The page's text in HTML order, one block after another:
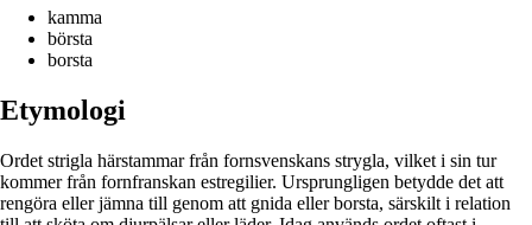
kamma
börsta
borsta
Etymologi
Ordet strigla härstammar från fornsvenskans strygla, vilket i sin tur
kommer från fornfranskan estregilier. Ursprungligen betydde det att
rengöra eller jämna till genom att gnida eller borsta, särskilt i relation